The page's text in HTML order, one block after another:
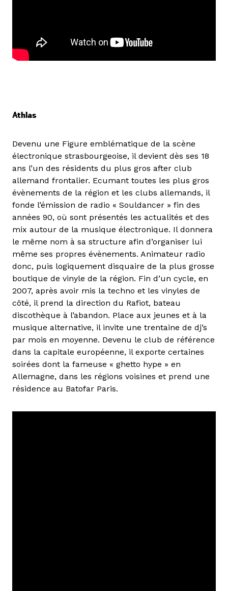
Athlas
Devenu une Figure emblématique de la scène
électronique strasbourgeoise, il devient dès ses 18
ans l’un des résidents du plus gros after club
allemand frontalier. Ecumant toutes les plus gros
évènements de la région et les clubs allemands, il
fonde l’émission de radio « Souldancer » fin des
années 90, où sont présentés les actualités et des
mix autour de la musique électronique. Il donnera
le même nom à sa structure afin d’organiser lui
même ses propres évènements. Animateur radio
donc, puis logiquement disquaire de la plus grosse
boutique de vinyle de la région. Fin d’un cycle, en
2007, après avoir mis la techno et les vinyles de
côté, il prend la direction du Rafiot, bateau
discothèque à l’abandon. Place aux jeunes et à la
musique alternative, il invite une trentaine de dj’s
par mois en moyenne. Devenu le club de référence
dans la capitale européenne, il exporte certaines
soirées dont la fameuse « ghetto hype » en
Allemagne, dans les régions voisines et prend une
résidence au Batofar Paris.